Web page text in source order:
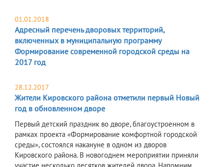
01.01.2018
Адресный перечень дворовых территорий,
включенных в муниципальную программу
Формирование современной городской среды на
2017 год
28.12.2017
Жители Кировского района отметили первый Новый
год в обновленном дворе
Первый детский праздник во дворе, благоустроенном в
рамках проекта «Формирование комфортной городской
среды», состоялся накануне в одном из дворов
Кировского района. В новогоднем мероприятии приняли